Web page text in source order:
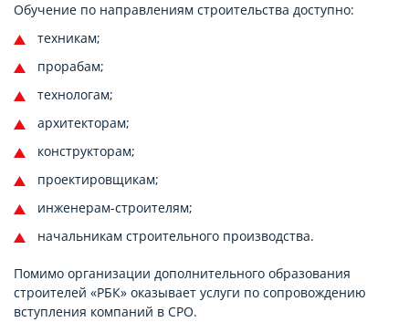
Обучение по направлениям строительства доступно:
техникам;
прорабам;
технологам;
архитекторам;
конструкторам;
проектировщикам;
инженерам-строителям;
начальникам строительного производства.
Помимо организации дополнительного образования
строителей «РБК» оказывает услуги по сопровождению
вступления компаний в СРО.